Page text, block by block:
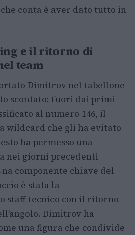
conta è aver dato tutto in
e il ritorno di
team
Dimitrov nel tabellone
scontato: fuori dai primi
al numero 146, il
wildcard che gli ha evitato
ha permesso una
nei giorni precedenti
componente chiave del
è stata la
staff tecnico con il ritorno
Dimitrov ha
una figura che condivide